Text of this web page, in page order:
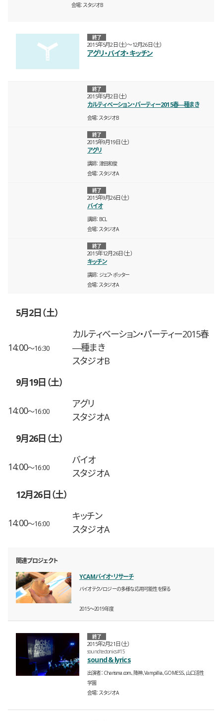
会場 スタジオB
2015年5月2日（土）〜12月26日（土）
終了
アグリ・バイオ・キッチン
2015年5月2日（土）
終了
カルティベーション・パーティー2015春―種まき
会場 スタジオB
2015年9月19日（土）
終了
アグリ
講師 津田和俊
会場 スタジオA
2015年9月26日（土）
終了
バイオ
講師 BCL
会場 スタジオA
2015年12月26日（土）
終了
キッチン
講師 ジェフ・ポッター
会場 スタジオA
5月2日（土）
14:00〜16:30
カルティベーション・パーティー2015春
―種まき
スタジオB
9月19日（土）
14:00〜16:00
アグリ
スタジオA
9月26日（土）
14:00〜16:00
バイオ
スタジオA
12月26日（土）
14:00〜16:00
キッチン
スタジオA
関連プロジェクト
YCAMバイオ・リサーチ
バイオテクノロジーの多様な応用可能性を探る
2015〜2019年度
2015年2月21日（土）
終了
sound tectonics #15
sound & lyrics
出演者 Charisma.com、降神、Vampillia、GOMESS、山口活性
学園
会場 スタジオA